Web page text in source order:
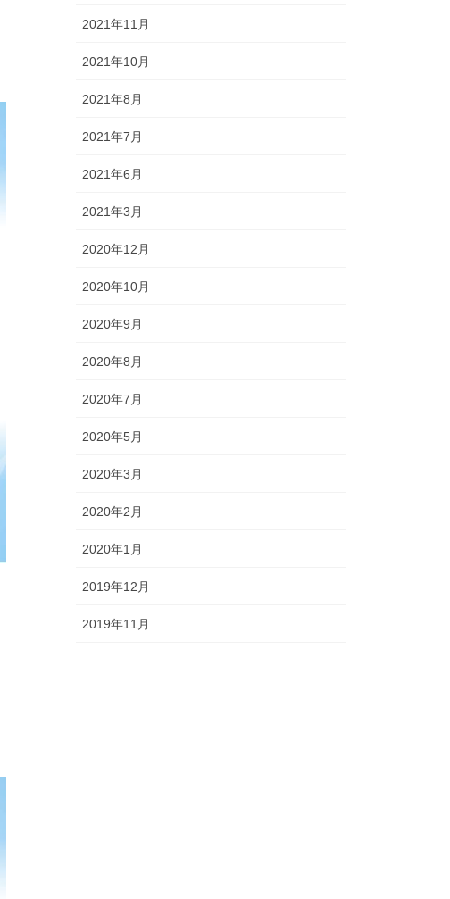
2021年11月
2021年10月
2021年8月
2021年7月
2021年6月
2021年3月
2020年12月
2020年10月
2020年9月
2020年8月
2020年7月
2020年5月
2020年3月
2020年2月
2020年1月
2019年12月
2019年11月